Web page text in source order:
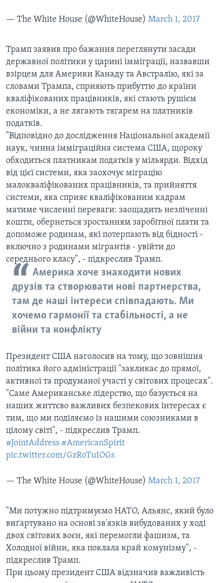
— The White House (@WhiteHouse) March 1, 2017
Трамп заявив про бажання переглянути засади
державної політики у царині імміграції, назвавши
взірцем для Америки Канаду та Австралію, які за
словами Трампа, сприяють прибуттю до країни
кваліфікованих працівників, які стають рушієм
економіки, а не лягають тягарем на платників
податків.
"Відповідно до дослідження Національної академії
наук, чинна імміграційна система США, щороку
обходиться платникам податків у мільярди. Відхід
від цієї системи, яка заохочує міграцію
малокваліфікованих працівників, та прийняття
системи, яка сприяє кваліфікованим кадрам
матиме численні переваги: заощадить незліченні
кошти, обернеться зростанням заробітної плати та
допоможе родинам, які потерпають від бідності -
включно з родинами мігрантів - увійти до
середнього класу", - підкреслив Трамп.
Америка хоче знаходити нових
друзів та створювати нові партнерства,
там де наші інтереси співпадають. Ми
хочемо гармонії та стабільності, а не
війни та конфлікту
Президент США наголосив на тому, що зовнішня
політика його адміністрації "закликає до прямої,
активної та продуманої участі у світових процесах".
"Саме Американське лідерство, що базується на
наших життєво важливих безпекових інтересах є
тим, що ми поділяємо із нашими союзниками в
цілому світі", - підкреслив Трамп.
#JointAddress #AmericanSpirit
pic.twitter.com/GzRoTuIOGs
— The White House (@WhiteHouse) March 1, 2017
"Ми потужно підтримуємо НАТО, Альянс, який було
виґартувано на основі зв'язків вибудованих у ході
двох світових воєн, які перемогли фашизм, та
Холодної війни, яка поклала край комунізму", -
підкреслив Трамп.
При цьому президент США відзначив важливість